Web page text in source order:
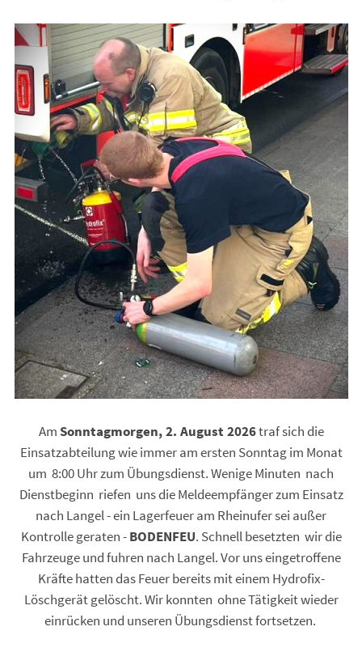
AmSonntagmorgen, 2. August 2026traf sich die
Einsatzabteilung wie immer am ersten Sonntag im Monat
um 8:00 Uhr zum Übungsdienst. Wenige Minuten nach
Dienstbeginn riefen uns die Meldeempfänger zum Einsatz
nach Langel - ein Lagerfeuer am Rheinufer sei außer
Kontrolle geraten -BODENFEU. Schnell besetzten wir die
Fahrzeuge und fuhren nach Langel. Vor uns eingetroffene
Kräfte hatten das Feuer bereits mit einem Hydrofix-
Löschgerät gelöscht.Wir konnten ohne Tätigkeit wieder
einrücken und unseren Übungsdienst fortsetzen.